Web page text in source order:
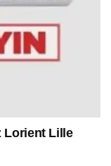
Lorient Lille